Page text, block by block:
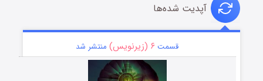
آپدیت شده‌ها
قسمت ۶ (زیرنویس) منتشر شد